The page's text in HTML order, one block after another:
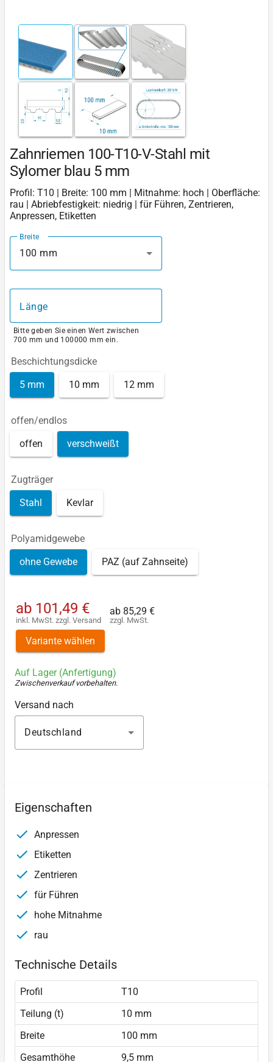
Zahnriemen 100-T10-V-Stahl mit
Sylomer blau 5 mm
Profil: T10 | Breite: 100 mm | Mitnahme: hoch | Oberfläche:
rau | Abriebfestigkeit: niedrig | für Führen, Zentrieren,
Anpressen, Etiketten
Breite
100 mm
Länge
Bitte geben Sie einen Wert zwischen
700 mm und 100000 mm ein.
Beschichtungsdicke
5 mm 10 mm 12 mm
offen/endlos
offen verschweißt
Zugträger
Stahl Kevlar
Polyamidgewebe
ohne Gewebe PAZ (auf Zahnseite)
ab 101,49 €
inkl. MwSt. zzgl. Versand
ab 85,29 €
zzgl. MwSt.
Variante wählen
Auf Lager (Anfertigung)
Zwischenverkauf vorbehalten.
Versand nach
Deutschland
Eigenschaften
Anpressen
Etiketten
Zentrieren
für Führen
hohe Mitnahme
rau
Technische Details
Profil
T10
Teilung (t)
10 mm
Breite
100 mm
Gesamthöhe
9,5 mm